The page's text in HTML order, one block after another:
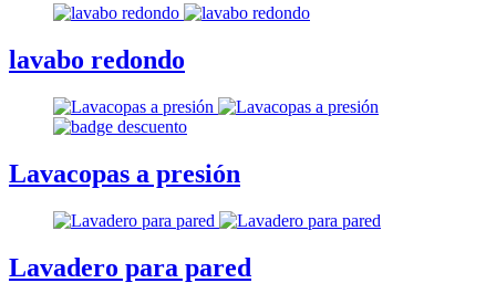
lavabo redondo
Lavacopas a presión
Lavadero para pared